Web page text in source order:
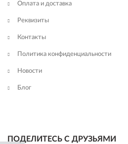
Оплата и доставка
Реквизиты
Контакты
Политика конфиденциальности
Новости
Блог
ПОДЕЛИТЕСЬ С ДРУЗЬЯМИ